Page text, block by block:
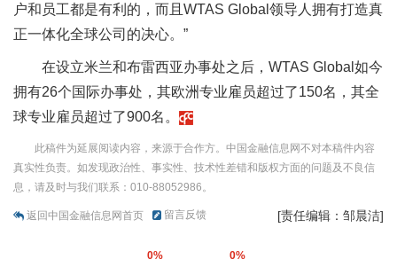
户和员工都是有利的，而且WTAS Global领导人拥有打造真
正一体化全球公司的决心。”
在设立米兰和布雷西亚办事处之后，WTAS Global如今
拥有26个国际办事处，其欧洲专业雇员超过了150名，其全
球专业雇员超过了900名。
此稿件为延展阅读内容，来源于合作方。中国金融信息网不对本稿件内容
真实性负责。如发现政治性、事实性、技术性差错和版权方面的问题及不良信
息，请及时与我们联系：010-88052986。
返回中国金融信息网首页 留言反馈 [责任编辑：邹晨洁]
0% 0%